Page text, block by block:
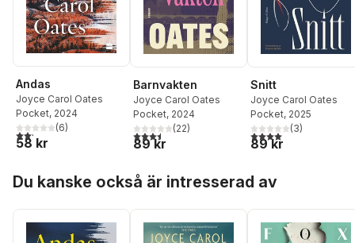
Andas
Joyce Carol Oates
Pocket, 2024
2,2utav 5 stjärnor. Totalt antal röster:
(6)
58 kr
Barnvakten
Joyce Carol Oates
Pocket, 2024
3,5utav 5 stjärnor. Totalt antal röster:
(22)
89 kr
Snitt
Joyce Carol Oates
Pocket, 2025
4,0utav 5 stjärnor.
(3)
89 kr
Du kanske också är intresserad av